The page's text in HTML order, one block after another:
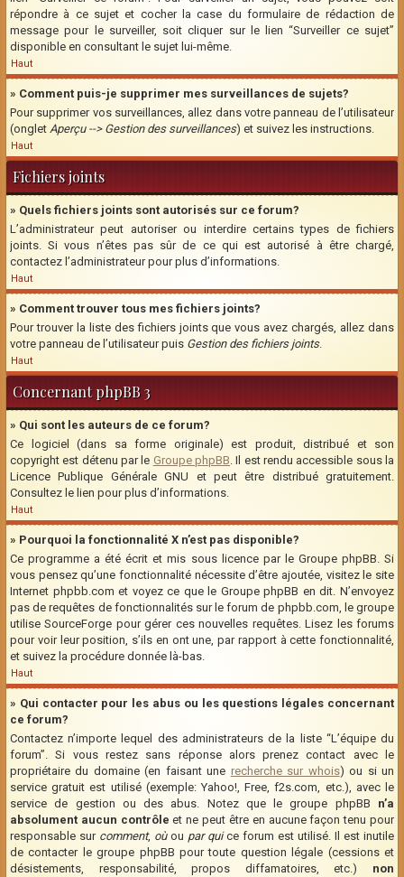
répondre à ce sujet et cocher la case du formulaire de rédaction de
message pour le surveiller, soit cliquer sur le lien “Surveiller ce sujet”
disponible en consultant le sujet lui-même.
Haut
» Comment puis-je supprimer mes surveillances de sujets?
Pour supprimer vos surveillances, allez dans votre panneau de l’utilisateur
(onglet Aperçu --> Gestion des surveillances) et suivez les instructions.
Haut
Fichiers joints
» Quels fichiers joints sont autorisés sur ce forum?
L’administrateur peut autoriser ou interdire certains types de fichiers
joints. Si vous n’êtes pas sûr de ce qui est autorisé à être chargé,
contactez l’administrateur pour plus d’informations.
Haut
» Comment trouver tous mes fichiers joints?
Pour trouver la liste des fichiers joints que vous avez chargés, allez dans
votre panneau de l’utilisateur puis Gestion des fichiers joints.
Haut
Concernant phpBB 3
» Qui sont les auteurs de ce forum?
Ce logiciel (dans sa forme originale) est produit, distribué et son
copyright est détenu par le Groupe phpBB. Il est rendu accessible sous la
Licence Publique Générale GNU et peut être distribué gratuitement.
Consultez le lien pour plus d’informations.
Haut
» Pourquoi la fonctionnalité X n’est pas disponible?
Ce programme a été écrit et mis sous licence par le Groupe phpBB. Si
vous pensez qu’une fonctionnalité nécessite d’être ajoutée, visitez le site
Internet phpbb.com et voyez ce que le Groupe phpBB en dit. N’envoyez
pas de requêtes de fonctionnalités sur le forum de phpbb.com, le groupe
utilise SourceForge pour gérer ces nouvelles requêtes. Lisez les forums
pour voir leur position, s’ils en ont une, par rapport à cette fonctionnalité,
et suivez la procédure donnée là-bas.
Haut
» Qui contacter pour les abus ou les questions légales concernant
ce forum?
Contactez n’importe lequel des administrateurs de la liste “L’équipe du
forum”. Si vous restez sans réponse alors prenez contact avec le
propriétaire du domaine (en faisant une recherche sur whois) ou si un
service gratuit est utilisé (exemple: Yahoo!, Free, f2s.com, etc.), avec le
service de gestion ou des abus. Notez que le groupe phpBB n’a
absolument aucun contrôle et ne peut être en aucune façon tenu pour
responsable sur comment, oùou par quice forum est utilisé. Il est inutile
de contacter le groupe phpBB pour toute question légale (cessions et
désistements, responsabilité, propos diffamatoires, etc.) non